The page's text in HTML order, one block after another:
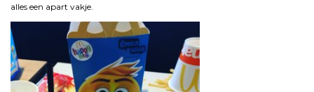
alles een apart vakje.